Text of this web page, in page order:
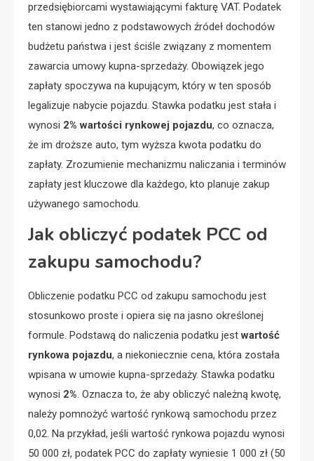
przedsiębiorcami wystawiającymi fakturę VAT. Podatek
ten stanowi jedno z podstawowych źródeł dochodów
budżetu państwa i jest ściśle związany z momentem
zawarcia umowy kupna-sprzedaży. Obowiązek jego
zapłaty spoczywa na kupującym, który w ten sposób
legalizuje nabycie pojazdu. Stawka podatku jest stała i
wynosi 2% wartości rynkowej pojazdu, co oznacza,
że im droższe auto, tym wyższa kwota podatku do
zapłaty. Zrozumienie mechanizmu naliczania i terminów
zapłaty jest kluczowe dla każdego, kto planuje zakup
używanego samochodu.
Jak obliczyć podatek PCC od
zakupu samochodu?
Obliczenie podatku PCC od zakupu samochodu jest
stosunkowo proste i opiera się na jasno określonej
formule. Podstawą do naliczenia podatku jestwartość
rynkowa pojazdu, a niekoniecznie cena, która została
wpisana w umowie kupna-sprzedaży. Stawka podatku
wynosi 2%. Oznacza to, że aby obliczyć należną kwotę,
należy pomnożyć wartość rynkową samochodu przez
0,02. Na przykład, jeśli wartość rynkowa pojazdu wynosi
50 000 zł, podatek PCC do zapłaty wyniesie 1 000 zł (50